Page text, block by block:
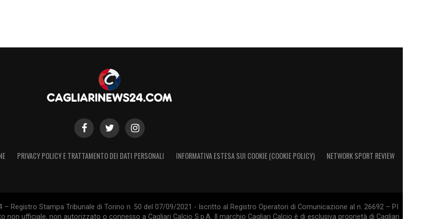
e sacrificio, ma poco contenuto qualitativo.
NON FARE A FIRENZE – «Prediligo un calcio
da non commettere? Perdere l’attenzione.
.
PRIVACY POLICY E TRATTAMENTO DEI DATI PERSONALI INFORMATIVA ESTESA SUI COOKIE (COOKIE POLICY) NETWORK SPORT REVIEW
Registro Stampa Tribunale di Torino n. 50 del 07/09/2021 - Iscritto al Registro Operatori di Comunicazione al n. 26692 – PI
non ufficiale, non autorizzato o connesso a Cagliari Calcio S.p.A. Il marchio Cagliari Calcio è di esclusiva proprietà di Cagliari